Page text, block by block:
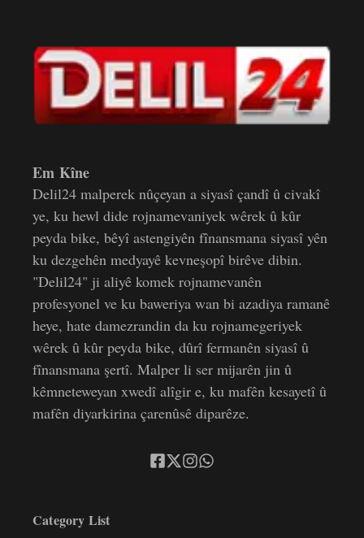
Em Kîne
Delil24 malperek nûçeyan a siyasî çandî û civakî
ye, ku hewl dide rojnamevaniyek wêrek û kûr
peyda bike, bêyî astengiyên fînansmana siyasî yên
ku dezgehên medyayê kevneşopî birêve dibin.
"Delil24" ji aliyê komek rojnamevanên
profesyonel ve ku baweriya wan bi azadiya ramanê
heye, hate damezrandin da ku rojnamegeriyek
wêrek û kûr peyda bike, dûrî fermanên siyasî û
fînansmana şertî. Malper li ser mijarên jin û
kêmneteweyan xwedî alîgir e, ku mafên kesayetî û
mafên diyarkirina çarenûsê diparêze.
Category List